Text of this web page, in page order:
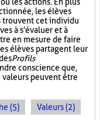
les élèves
cet individu
à s'évaluer et à
en mesure de faire
élèves partagent leur
Profils
conscience que,
valeurs peuvent être
(5) Valeurs (2)